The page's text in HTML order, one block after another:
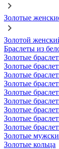
Золотые
Золотой
Браслеты из
Золотые
Золотые
Золотые
Золотые
Золотые
Золотые
Золотые
Золотые
Золотые
Золотые
Золотые кольца